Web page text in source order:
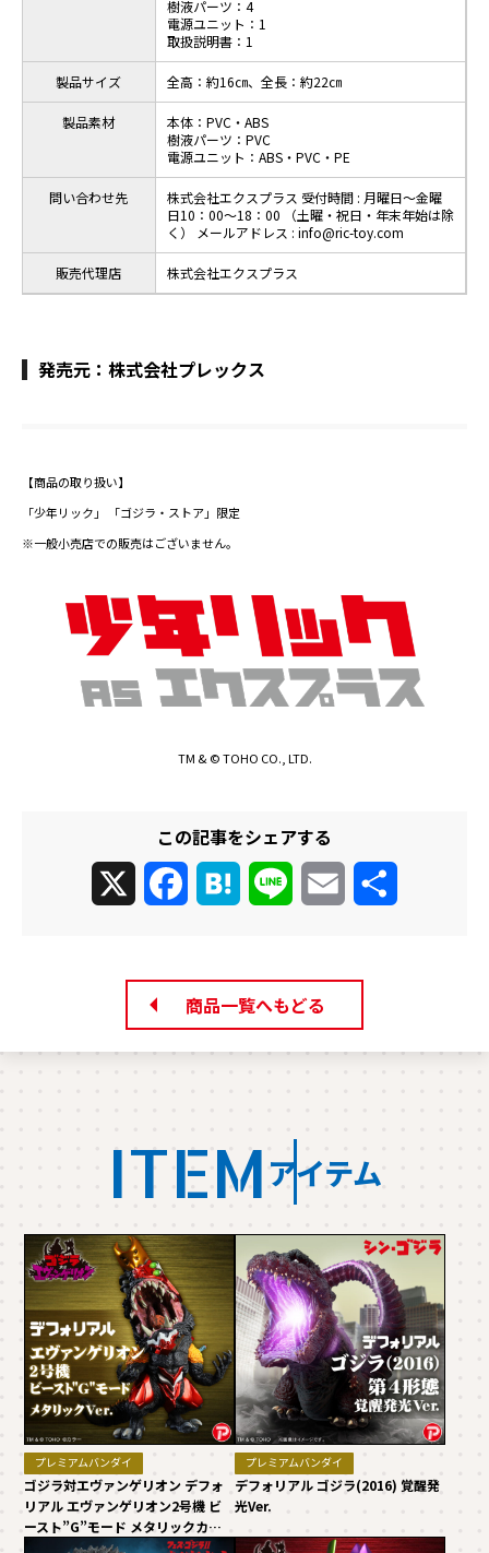
樹液パーツ：4
電源ユニット：1
取扱説明書：1
製品サイズ 全高：約16㎝、全長：約22㎝
製品素材
本体：PVC・ABS
樹液パーツ：PVC
電源ユニット：ABS・PVC・PE
問い合わせ先
株式会社エクスプラス 受付時間 : 月曜日～金曜
日10：00～18：00 （土曜・祝日・年末年始は除
く） メールアドレス : info@ric-toy.com
販売代理店 株式会社エクスプラス
発売元：株式会社プレックス
【商品の取り扱い】
「少年リック」 「ゴジラ・ストア」限定
※一般小売店での販売はございません。
TM & © TOHO CO., LTD.
この記事をシェアする
FacebookHatena Line Email
商品一覧へもどる
ITEM アイテム
プレミアムバンダイ
ゴジラ対エヴァンゲリオン デフォ
リアル エヴァンゲリオン2号機 ビ
ースト”G”モード メタリックカラ
プレミアムバンダイ
デフォリアル ゴジラ(2016) 覚醒発
光Ver.